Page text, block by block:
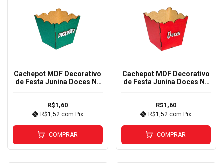
Cachepot MDF Decorativo
de Festa Junina Doces Nº
R$1,60
R$1,52 com Pix
COMPRAR
Cachepot MDF Decorativo
de Festa Junina Doces Nº
R$1,60
R$1,52com Pix
COMPRAR